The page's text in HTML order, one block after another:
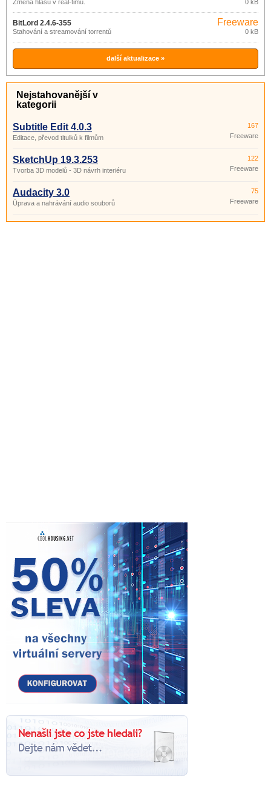
Změna hlasu v real-timu. 0 kB
BitLord 2.4.6-355
Stahování a streamování torrentů
Freeware
0 kB
další aktualizace »
Nejstahovanější v
kategorii
Subtitle Edit 4.0.3
Editace, převod titulků k filmům
167
Freeware
SketchUp 19.3.253
Tvorba 3D modelů - 3D návrh interiéru
122
Freeware
Audacity 3.0
Úprava a nahrávání audio souborů
75
Freeware